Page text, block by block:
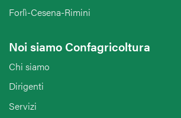
Forlì-Cesena-Rimini
Noi siamo Confagricoltura
Chi siamo
Dirigenti
Servizi